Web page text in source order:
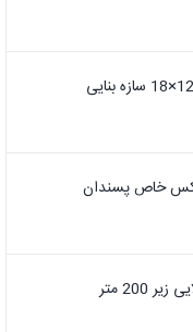
خاص پسندان
متر